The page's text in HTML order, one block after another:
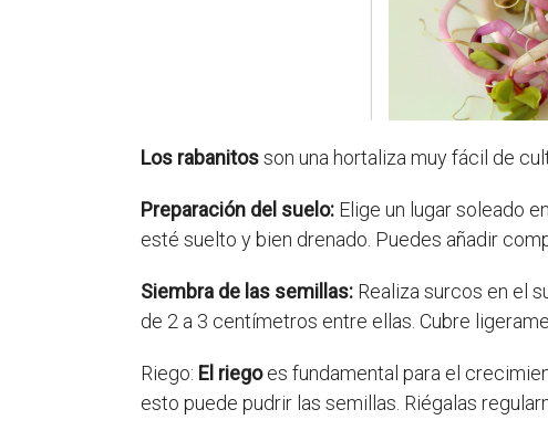
Los rabanitosson una hortaliza muy fácil de
Preparación del suelo: Elige un lugar soleado
esté suelto y bien drenado. Puedes añadir
Siembra de las semillas: Realiza surcos en el
de 2 a 3 centímetros entre ellas. Cubre
Riego: El riegoes fundamental para el
esto puede pudrir las semillas. Riégalas